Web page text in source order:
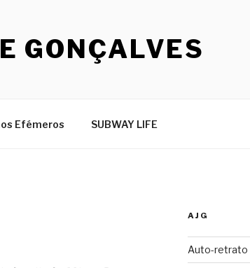
GONÇALVES
Efémeros SUBWAY LIFE
AJG
Auto-retrato |